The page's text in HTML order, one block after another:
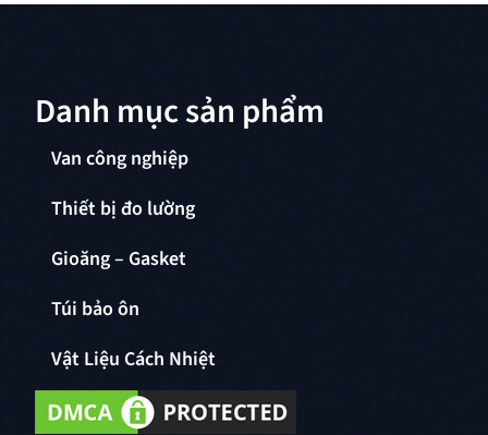
Danh mục sản phẩm
Van công nghiệp
Thiết bị đo lường
Gioăng – Gasket
Túi bảo ôn
Vật Liệu Cách Nhiệt